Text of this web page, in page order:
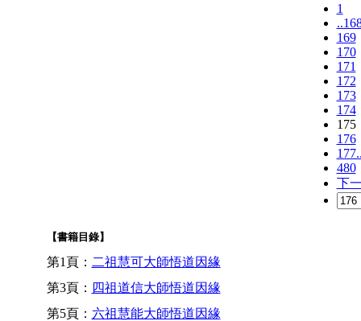
1
169
170
171
172
173
174
175
176
480
下
【書籍目錄】
第1頁： 二祖慧可大師悟道因緣
第3頁： 四祖道信大師悟道因緣
第5頁： 六祖慧能大師悟道因緣